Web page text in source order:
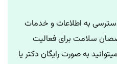
به اطلاعات و خدمات
سلامت برای فعالیت
به صورت رایگان دکتر یا